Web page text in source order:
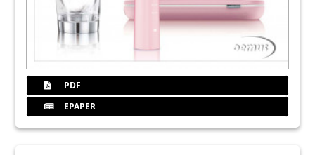
PDF
EPAPER